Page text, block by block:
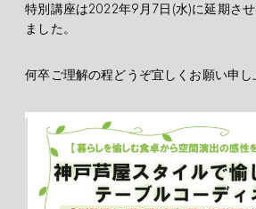
特別講座は2022年9月7日(水)に延期さ
ました。
何卒ご理解の程どうぞ宜しくお願い申し